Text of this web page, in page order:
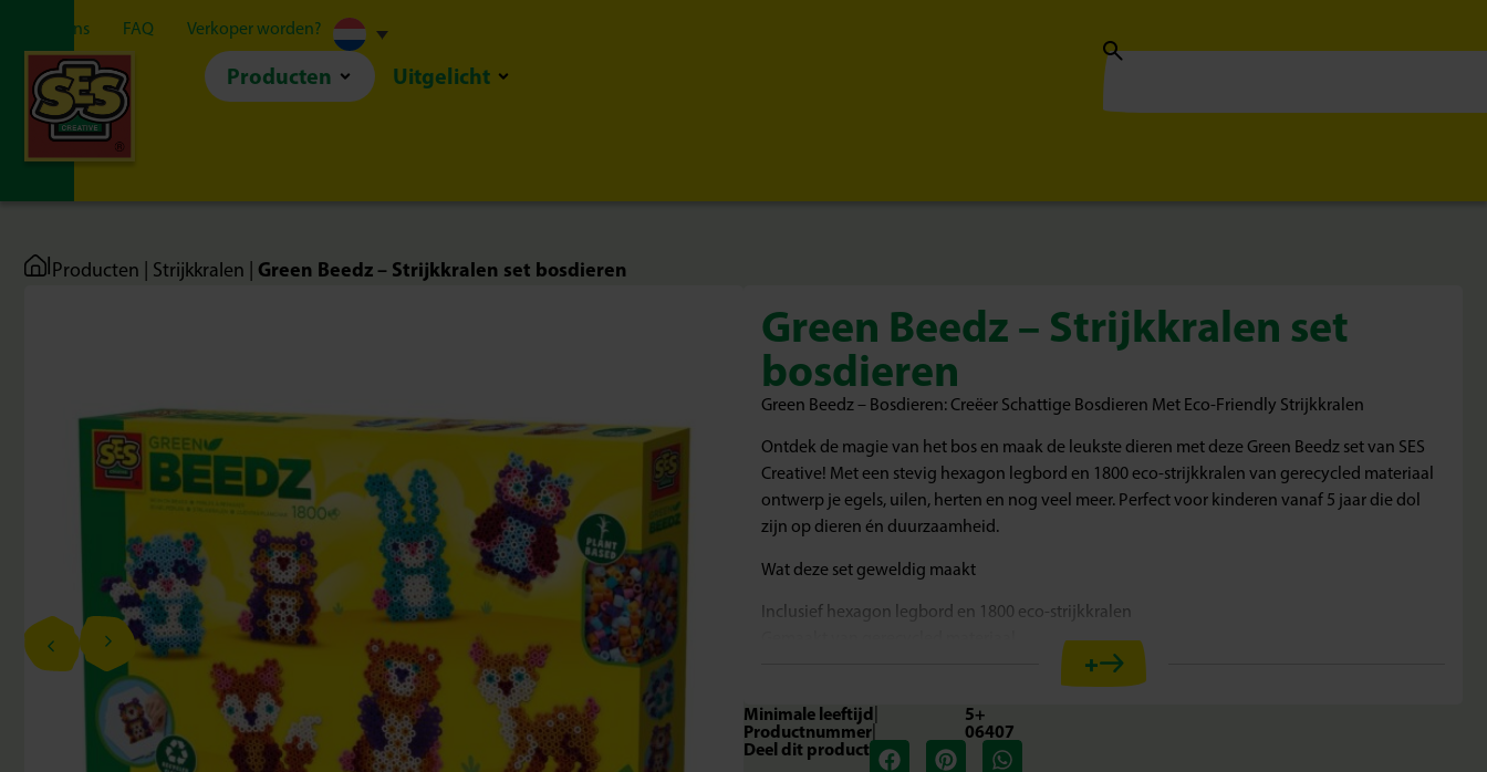
Over ons FAQ Verkoper worden?
Producten Uitgelicht
|Producten Strijkkralen Green Beedz – Strijkkralen set bosdieren
Green Beedz – Strijkkralen set
bosdieren
Green Beedz – Bosdieren: Creëer Schattige Bosdieren Met Eco-Friendly Strijkkralen
Ontdek de magie van het bos en maak de leukste dieren met deze Green Beedz set van SES
Creative! Met een stevig hexagon legbord en 1800 eco-strijkkralen van gerecycled materiaal
ontwerp je egels, uilen, herten en nog veel meer. Perfect voor kinderen vanaf 5 jaar die dol
zijn op dieren én duurzaamheid.
Wat deze set geweldig maakt
Inclusief hexagon legbord en 1800 eco-strijkkralen
Stimuleert creativiteit, fijne motoriek en duurzaam bewustzijn
Laat je verbeelding stralen
+
Minimale leeftijd|
5+
Productnummer|
06407
Deel dit product